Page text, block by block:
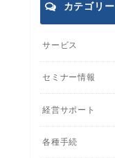
カテゴリー
サービス
セミナー情報
経営サポート
各種手続